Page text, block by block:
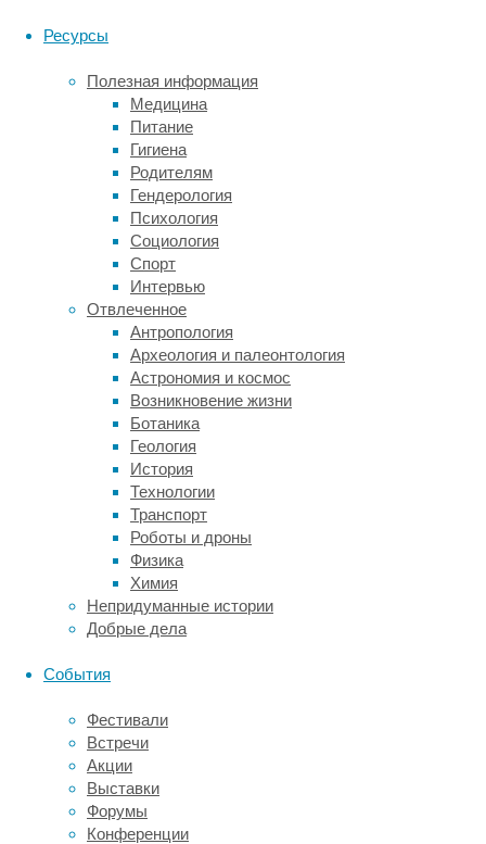
Ресурсы
Полезная информация
Медицина
Питание
Гигиена
Родителям
Гендерология
Психология
Социология
Спорт
Интервью
Отвлеченное
Антропология
Археология и палеонтология
Астрономия и космос
Возникновение жизни
Ботаника
Геология
История
Технологии
Транспорт
Роботы и дроны
Физика
Химия
Непридуманные истории
Добрые дела
События
Фестивали
Встречи
Акции
Выставки
Форумы
Конференции
Древнего
Так,
совсем
недавно
анализ
останков
древних
охотников-
собирателей
нескольких
могильников
Прибайкалья
показал,
доисторические
сибиряки
страдали
вспышек
чумы
больше
пяти
тысяч
лет
назад,
есть
эпоху
неолита.
Примерно
к
тому
же